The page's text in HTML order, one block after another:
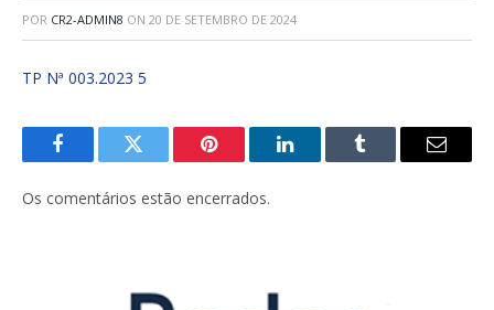
POR CR2-ADMIN8 ON 20 DE SETEMBRO DE 2024
TP Nª 003.2023 5
FacebookTwitter Pinterest LinkedInTumblr
E-
Os comentários estão encerrados.